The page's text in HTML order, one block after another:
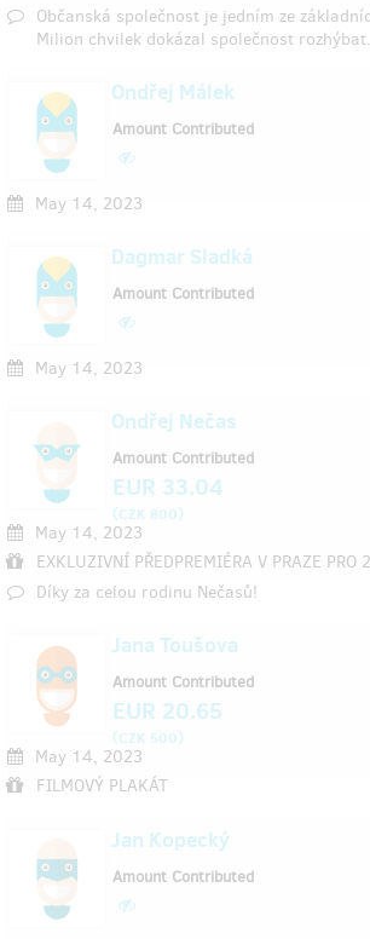
Občanská společnost je jedním ze
Milion chvilek dokázal společnost
Ondřej Málek
May 14, 2023
Amount Contributed
Dagmar Sladká
May 14, 2023
Amount Contributed
Ondřej Nečas
May 14, 2023
EXKLUZIVNÍ PŘEDPREMIÉRA V PRAZE PRO
Díky za celou rodinu Nečasů!
Amount Contributed
EUR 33.04
(CZK 800)
Jana Toušova
May 14, 2023
FILMOVÝ PLAKÁT
Amount Contributed
EUR 20.65
(CZK 500)
Jan Kopecký
Amount Contributed